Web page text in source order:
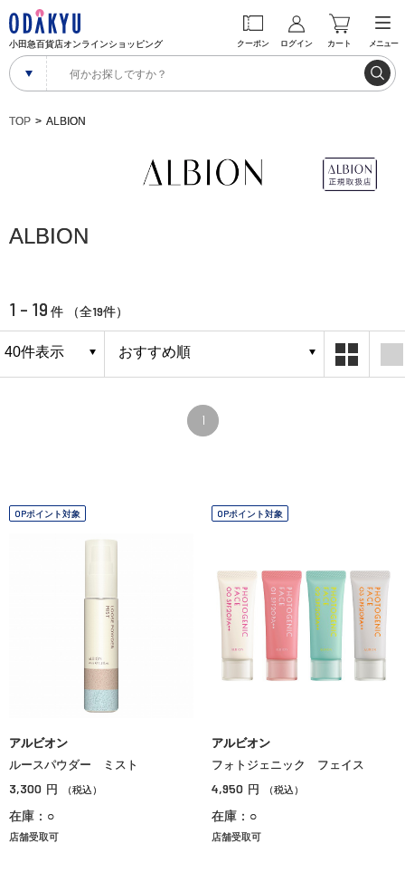
小田急百貨店オンラインショッピング クーポン ログイン カート メニュー
TOP ALBION
ALBION
1 - 19 件 （全19件）
1
OPポイント対象
アルビオン
ルースパウダー ミスト
3,300 円 （税込）
在庫：○
店舗受取可
OPポイント対象
アルビオン
フォトジェニック フェイス
4,950 円 （税込）
在庫：○
店舗受取可